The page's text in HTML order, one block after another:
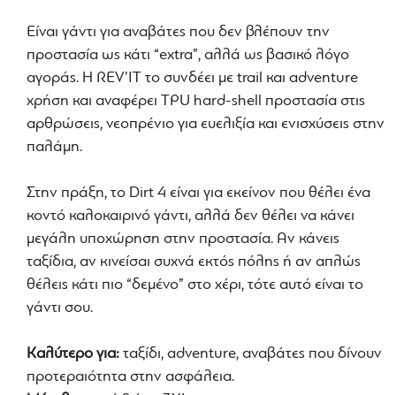
Είναι γάντι για αναβάτες που δεν βλέπουν την
προστασία ως κάτι “extra”, αλλά ως βασικό λόγο
αγοράς. Η REV’IT το συνδέει με trail και adventure
χρήση και αναφέρει TPU hard-shell προστασία στις
αρθρώσεις, νεοπρένιο για ευελιξία και ενισχύσεις στην
παλάμη.
Στην πράξη, το Dirt 4 είναι για εκείνον που θέλει ένα
κοντό καλοκαιρινό γάντι, αλλά δεν θέλει να κάνει
μεγάλη υποχώρηση στην προστασία. Αν κάνεις
ταξίδια, αν κινείσαι συχνά εκτός πόλης ή αν απλώς
θέλεις κάτι πιο “δεμένο” στο χέρι, τότε αυτό είναι το
γάντι σου.
Καλύτερο για: ταξίδι, adventure, αναβάτες που δίνουν
προτεραιότητα στην ασφάλεια.